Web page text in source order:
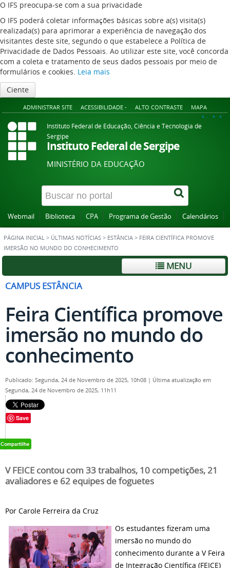
O IFS preocupa-se com a sua privacidade
O IFS poderá coletar informações básicas sobre a(s) visita(s)
realizada(s) para aprimorar a experiência de navegação dos
visitantes deste site, segundo o que estabelece a Política de
Privacidade de Dados Pessoais. Ao utilizar este site, você concorda
com a coleta e tratamento de seus dados pessoais por meio de
formulários e cookies. Leia mais
Ciente
ADMINISTRAR SITE ACESSIBILIDADE - ALTO CONTRASTE MAPA
A+ A A-
Instituto Federal de Educação, Ciência e Tecnologia de
Sergipe
Instituto Federal de Sergipe
MINISTÉRIO DA EDUCAÇÃO
Webmail Biblioteca CPA Programa de Gestão Calendários
PÁGINA INICIAL > ÚLTIMAS NOTÍCIAS > ESTÂNCIA > FEIRA CIENTÍFICA PROMOVE
IMERSÃO NO MUNDO DO CONHECIMENTO
MENU
CAMPUS ESTÂNCIA
Feira Científica promove
imersão no mundo do
conhecimento
Publicado: Segunda, 24 de Novembro de 2025, 10h08 | Última atualização em
Segunda, 24 de Novembro de 2025, 11h11
Save
V FEICE contou com 33 trabalhos, 10 competições, 21
avaliadores e 62 equipes de foguetes
Por Carole Ferreira da Cruz
Os estudantes fizeram uma
imersão no mundo do
conhecimento durante a V Feira
de Integração Científica (FEICE)